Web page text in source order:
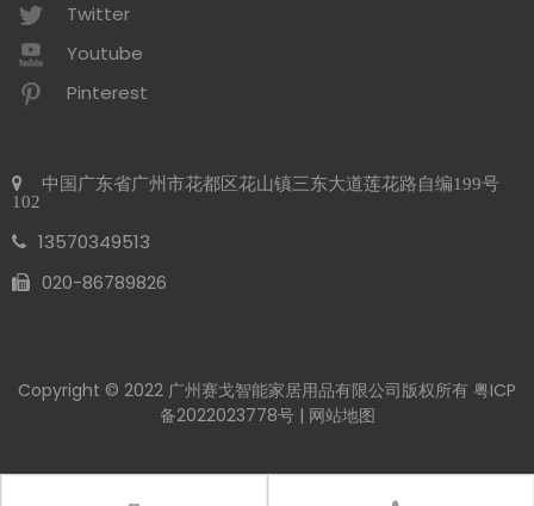
Twitter
Youtube
Pinterest
中国广东省广州市花都区花山镇三东大道莲花路自编199号
102
13570349513
020-86789826​​​​​​​
Copyright © 2022 广州赛戈智能家居用品有限公司版权所有 粤ICP
备2022023778号| 网站地图